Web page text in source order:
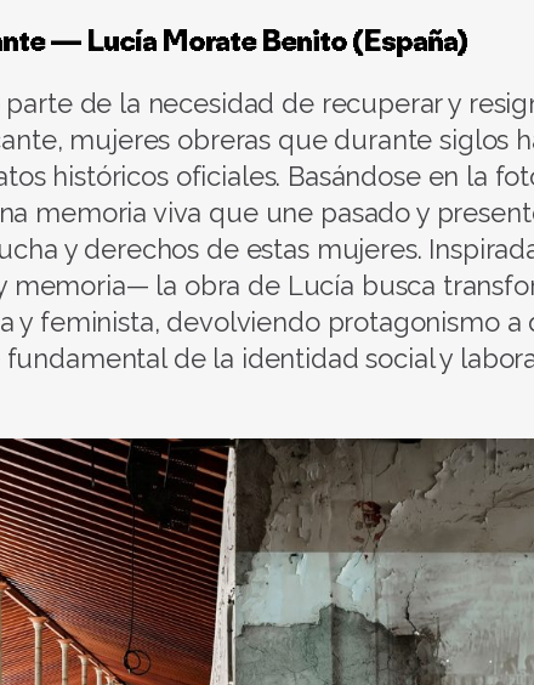
— Lucía Morate Benito(España)
de la necesidad de recuperar y
mujeres obreras que durante siglos
históricos oficiales. Basándose en la
memoria viva que une pasado y
y derechos de estas mujeres.
la obra de Lucía busca
y feminista, devolviendo protagonismo a
de la identidad social y